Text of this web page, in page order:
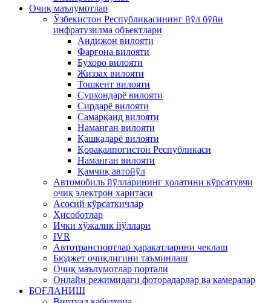
Очиқ маълумотлар
Ўзбекистон Республикасининг йўл бўйи
инфратузилма объектлари
Андижон вилояти
Фарғона вилояти
Бухоро вилояти
Жиззах вилояти
Тошкент вилояти
Сурхондарё вилояти
Сирдарё вилояти
Самарқанд вилояти
Наманган вилояти
Қашқадарё вилояти
Қорақалпоғистон Республикаси
Наманган вилояти
Қамчиқ автойўл
Автомобиль йўлларининг ҳолатини кўрсатувчи
очиқ электрон харитаси
Асосий кўрсаткичлар
Ҳисоботлар
Ички хўжалик йўллари
IVR
Автотранспортлар ҳаракатларини чеклаш
Бюджет очиқлигини таъминлаш
Очиқ маълумотлар портали
Онлайн режимидаги фоторадарлар ва камералар
БОҒЛАНИШ